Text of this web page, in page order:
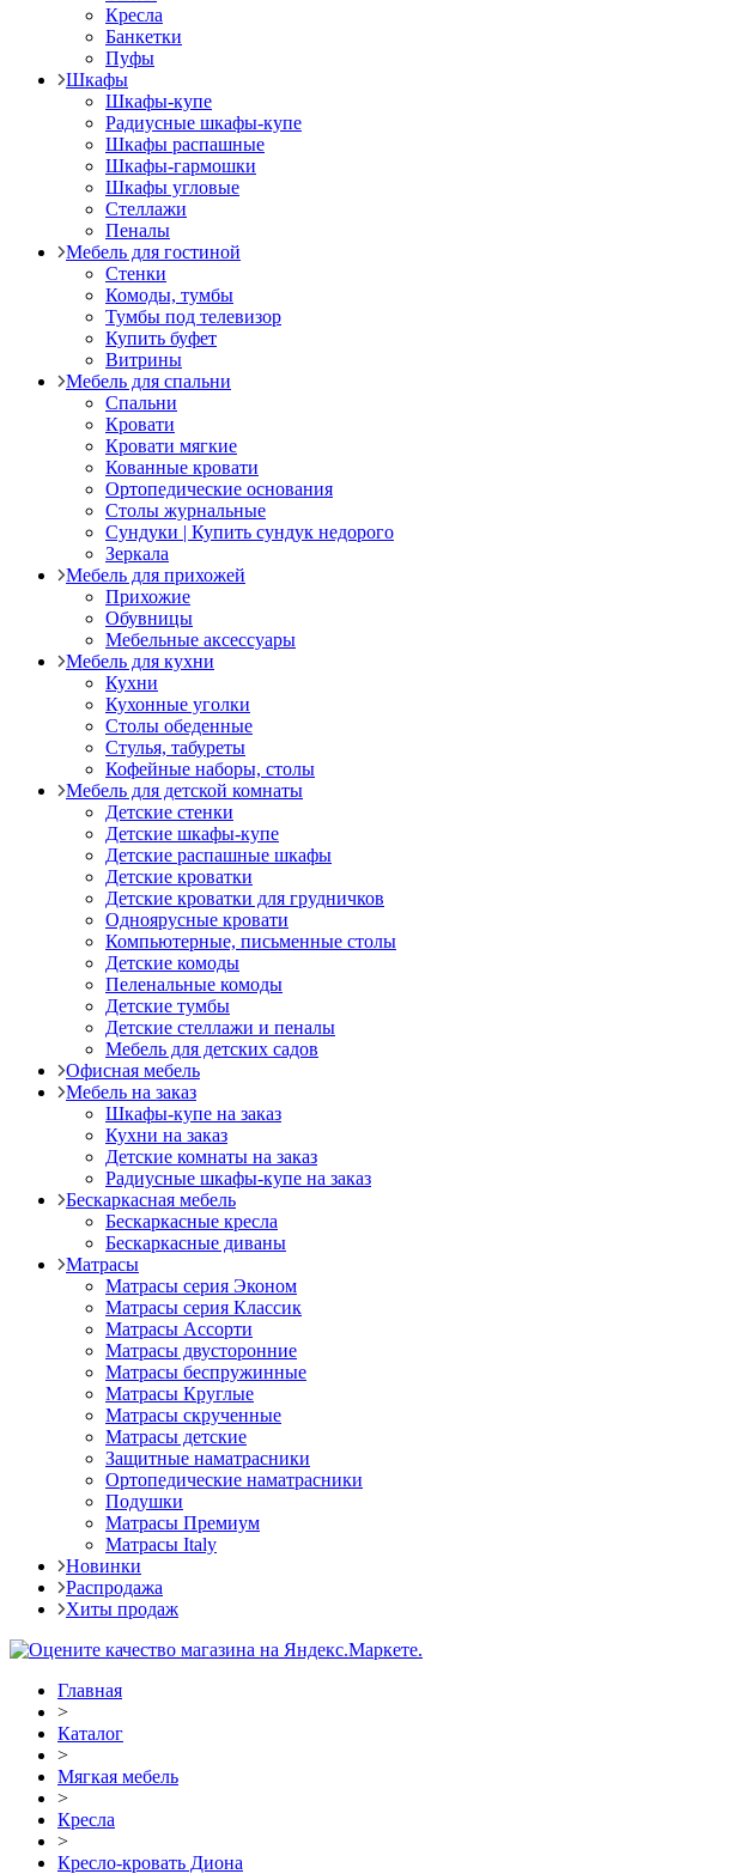
Кресла
Банкетки
Пуфы
Шкафы
Шкафы-купе
Радиусные шкафы-купе
Шкафы распашные
Шкафы-гармошки
Шкафы угловые
Стеллажи
Пеналы
Мебель для гостиной
Стенки
Комоды, тумбы
Тумбы под телевизор
Купить буфет
Витрины
Мебель для спальни
Спальни
Кровати
Кровати мягкие
Кованные кровати
Ортопедические основания
Столы журнальные
Сундуки | Купить сундук недорого
Зеркала
Мебель для прихожей
Прихожие
Обувницы
Мебельные аксессуары
Мебель для кухни
Кухни
Кухонные уголки
Столы обеденные
Стулья, табуреты
Кофейные наборы, столы
Мебель для детской комнаты
Детские стенки
Детские шкафы-купе
Детские распашные шкафы
Детские кроватки
Детские кроватки для грудничков
Одноярусные кровати
Компьютерные, письменные столы
Детские комоды
Пеленальные комоды
Детские тумбы
Детские стеллажи и пеналы
Мебель для детских садов
Офисная мебель
Мебель на заказ
Шкафы-купе на заказ
Кухни на заказ
Детские комнаты на заказ
Радиусные шкафы-купе на заказ
Бескаркасная мебель
Бескаркасные кресла
Бескаркасные диваны
Матрасы
Матрасы серия Эконом
Матрасы серия Классик
Матрасы Ассорти
Матрасы двусторонние
Матрасы беспружинные
Матрасы Круглые
Матрасы скрученные
Матрасы детские
Защитные наматрасники
Ортопедические наматрасники
Подушки
Матрасы Премиум
Матрасы Italy
Новинки
Распродажа
Хиты продаж
Главная
>
Каталог
>
Мягкая мебель
>
Кресла
>
Кресло-кровать Диона